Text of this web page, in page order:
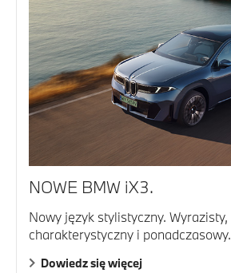
NOWE BMW iX3.
Nowy język stylistyczny. Wyrazisty,
charakterystyczny i ponadczasowy.
Dowiedz się więcej